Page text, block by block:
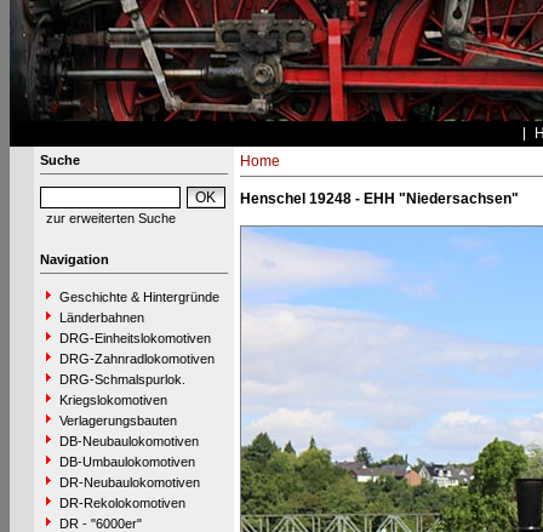
Suche
zur erweiterten Suche
Navigation
Geschichte & Hintergründe
Länderbahnen
DRG-Einheitslokomotiven
DRG-Zahnradlokomotiven
DRG-Schmalspurlok.
Kriegslokomotiven
Verlagerungsbauten
DB-Neubaulokomotiven
DB-Umbaulokomotiven
DR-Neubaulokomotiven
DR-Rekolokomotiven
DR - "6000er"
Home
Henschel 19248 - EHH "Niedersachsen"